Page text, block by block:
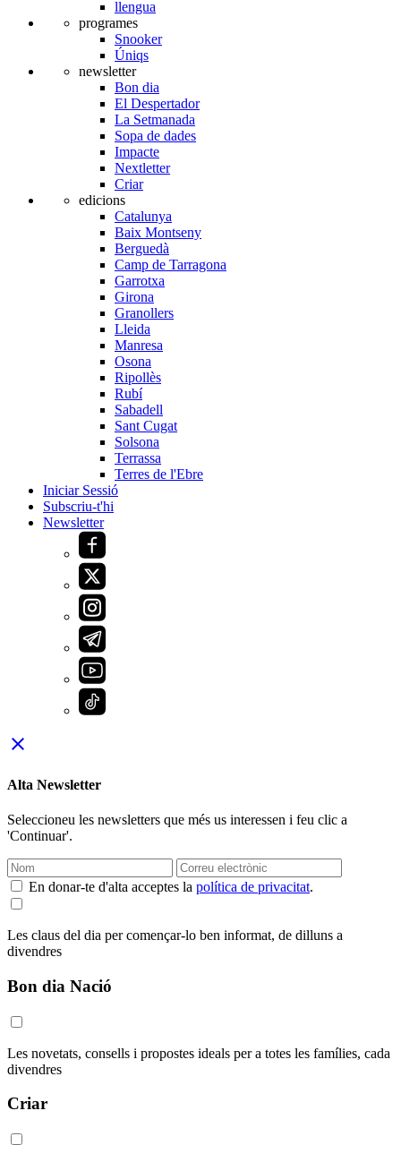
llengua
programes
Snooker
Úniqs
newsletter
Bon dia
El Despertador
La Setmanada
Sopa de dades
Impacte
Nextletter
Criar
edicions
Catalunya
Baix Montseny
Berguedà
Camp de Tarragona
Garrotxa
Girona
Granollers
Lleida
Manresa
Osona
Ripollès
Rubí
Sabadell
Sant Cugat
Solsona
Terrassa
Terres de l'Ebre
Iniciar Sessió
Subscriu-t'hi
Newsletter
close
Alta Newsletter
Seleccioneu les newsletters que més us interessen i feu clic a
'Continuar'.
En donar-te d'alta acceptes la política de privacitat.
Les claus del dia per començar-lo ben informat, de dilluns a
divendres
Bon dia Nació
Les novetats, consells i propostes ideals per a totes les famílies, cada
divendres
Criar